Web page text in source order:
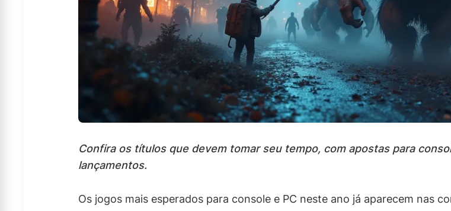
Confira os títulos que devem tomar seu tempo, com apostas para
lançamentos.
Os jogos mais esperados para console e PC neste ano já aparecem nas